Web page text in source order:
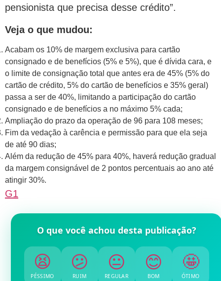
pensionista que precisa desse crédito”.
Veja o que mudou:
Acabam os 10% de margem exclusiva para cartão
consignado e de benefícios (5% e 5%), que é dívida cara, e
o limite de consignação total que antes era de 45% (5% do
cartão de crédito, 5% do cartão de benefícios e 35% geral)
passa a ser de 40%, limitando a participação do cartão
consignado e de benefícios a no máximo 5% cada;
Ampliação do prazo da operação de 96 para 108 meses;
Fim da vedação à carência e permissão para que ela seja
de até 90 dias;
Além da redução de 45% para 40%, haverá redução gradual
da margem consignável de 2 pontos percentuais ao ano até
atingir 30%.
G1
O que você achou desta publicação?
😫
PÉSSIMO
😕
RUIM
😐
REGULAR
😊
BOM
🤩
ÓTIMO